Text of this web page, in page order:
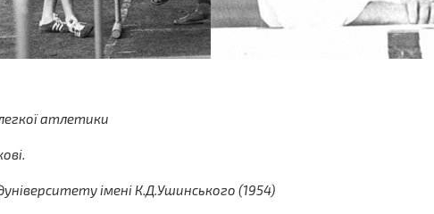
атлетики
імені К.Д.Ушинського (1954)